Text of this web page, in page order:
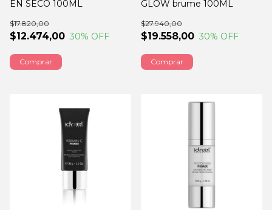
EN SECO 100ML
$12.474,00
$17.820,00
30% OFF
GLOW brume 100ML
$19.558,00
$27.940,00
30% OFF